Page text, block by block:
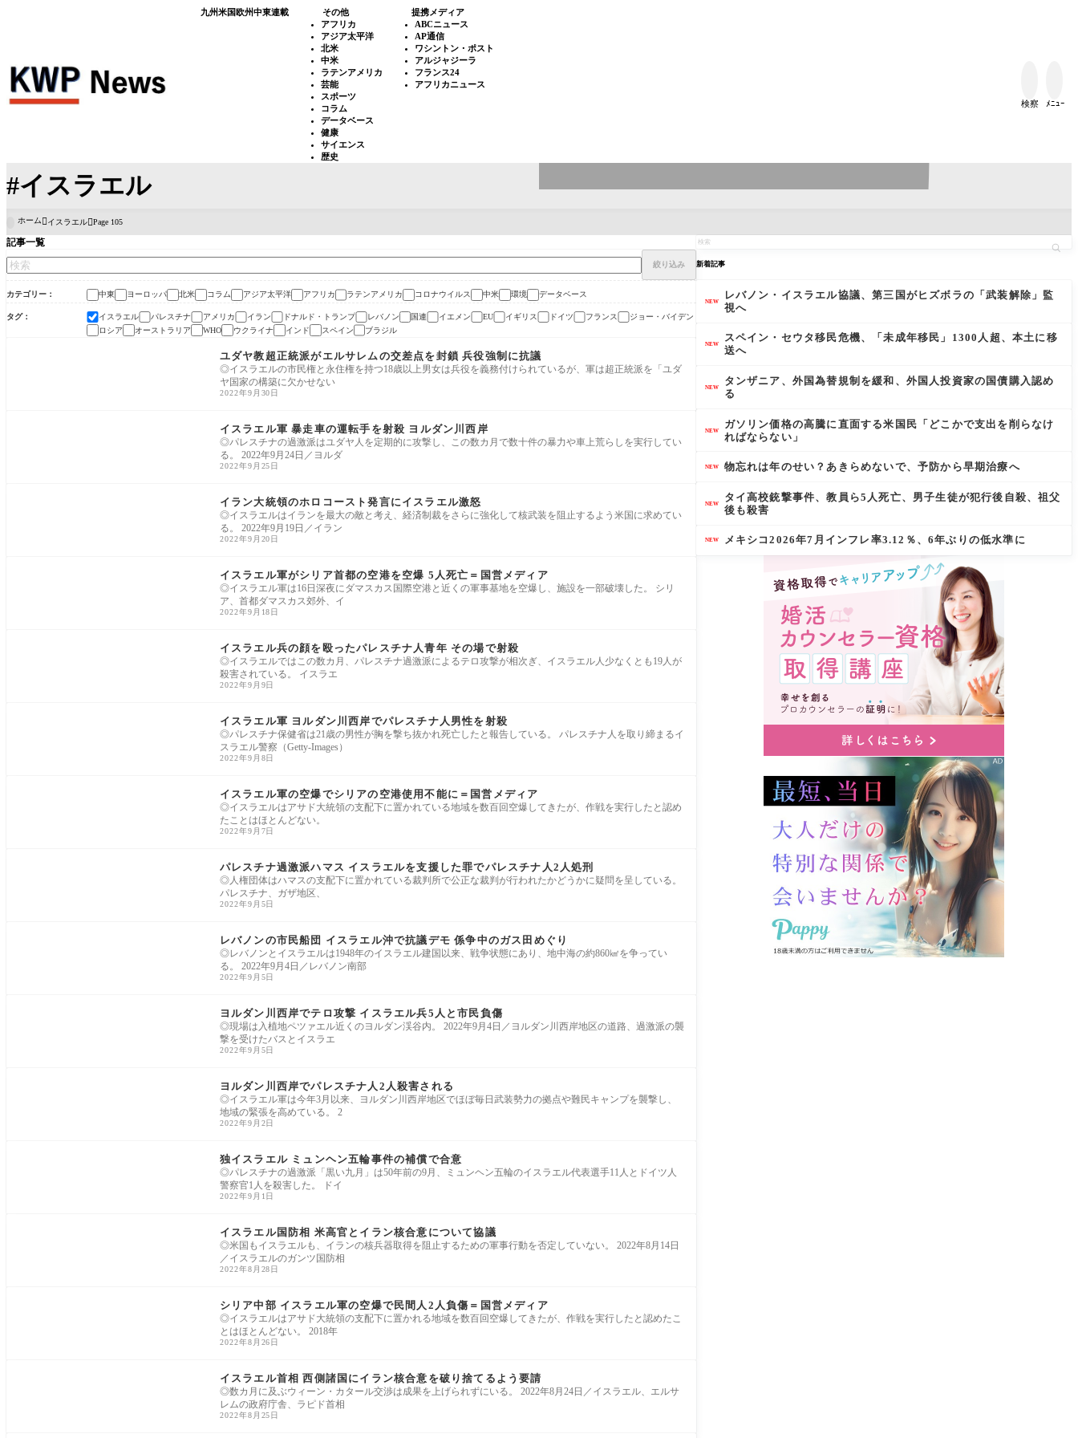
#イスラエル
九州米国欧州中東連載
その他
アフリカ
アジア太平洋
北米
中米
ラテンアメリカ
芸能
スポーツ
コラム
データベース
健康
サイエンス
歴史
提携メディア
ABCニュース
AP通信
ワシントン・ポスト
アルジャジーラ
フランス24
アフリカニュース
検察 ﾒﾆｭｰ
ホーム イスラエル Page 105
記事一覧
絞り込み
カテゴリー 中東 ヨーロッパ 北米 コラム アジア太平洋 アフリカ ラテンアメリカ コロナウイルス 中米 環境 データベース
タグ イスラエル パレスチナ アメリカ イラン ドナルド・トランプ レバノン 国連 イエメン EU イギリス ドイツ フランス
ジョー・バイデン
ロシア
オーストラリア WHO ウクライナ インド スペイン ブラジル
中東
ユダヤ教超正統派がエルサレムの交差点を封鎖 兵役強制に抗議
◎イスラエルの市民権と永住権を持つ18歳以上男女は兵役を義務付けられているが、軍は超正統派を「ユダ
ヤ国家の構築に欠かせない
2022年9月30日
イスラエル軍 暴走車の運転手を射殺 ヨルダン川西岸
◎パレスチナの過激派はユダヤ人を定期的に攻撃し、この数カ月で数十件の暴力や車上荒らしを実行してい
る。 2022年9月24日／ヨルダ
2022年9月25日
イラン大統領のホロコースト発言にイスラエル激怒
◎イスラエルはイランを最大の敵と考え、経済制裁をさらに強化して核武装を阻止するよう米国に求めてい
る。 2022年9月19日／イラン
2022年9月20日
イスラエル軍がシリア首都の空港を空爆 5人死亡＝国営メディア
◎イスラエル軍は16日深夜にダマスカス国際空港と近くの軍事基地を空爆し、施設を一部破壊した。 シリ
ア、首都ダマスカス郊外、イ
2022年9月18日
イスラエル兵の顔を殴ったパレスチナ人青年 その場で射殺
◎イスラエルではこの数カ月、パレスチナ過激派によるテロ攻撃が相次ぎ、イスラエル人少なくとも19人が
殺害されている。 イスラエ
2022年9月9日
イスラエル軍 ヨルダン川西岸でパレスチナ人男性を射殺
◎パレスチナ保健省は21歳の男性が胸を撃ち抜かれ死亡したと報告している。 パレスチナ人を取り締まるイ
スラエル警察（Getty-Images）
2022年9月8日
イスラエル軍の空爆でシリアの空港使用不能に＝国営メディア
◎イスラエルはアサド大統領の支配下に置かれている地域を数百回空爆してきたが、作戦を実行したと認め
たことはほとんどない。
2022年9月7日
パレスチナ過激派ハマス イスラエルを支援した罪でパレスチナ人2人処刑
◎人権団体はハマスの支配下に置かれている裁判所で公正な裁判が行われたかどうかに疑問を呈している。
パレスチナ、ガザ地区、
2022年9月5日
レバノンの市民船団 イスラエル沖で抗議デモ 係争中のガス田めぐり
◎レバノンとイスラエルは1948年のイスラエル建国以来、戦争状態にあり、地中海の約860㎢を争ってい
る。 2022年9月4日／レバノン南部
2022年9月5日
ヨルダン川西岸でテロ攻撃 イスラエル兵5人と市民負傷
◎現場は入植地ペツァエル近くのヨルダン渓谷内。 2022年9月4日／ヨルダン川西岸地区の道路、過激派の襲
撃を受けたバスとイスラエ
2022年9月5日
ヨルダン川西岸でパレスチナ人2人殺害される
◎イスラエル軍は今年3月以来、ヨルダン川西岸地区でほぼ毎日武装勢力の拠点や難民キャンプを襲撃し、
地域の緊張を高めている。 2
2022年9月2日
独イスラエル ミュンヘン五輪事件の補償で合意
◎パレスチナの過激派「黒い九月」は50年前の9月、ミュンヘン五輪のイスラエル代表選手11人とドイツ人
警察官1人を殺害した。 ドイ
2022年9月1日
イスラエル国防相 米高官とイラン核合意について協議
◎米国もイスラエルも、イランの核兵器取得を阻止するための軍事行動を否定していない。 2022年8月14日
／イスラエルのガンツ国防相
2022年8月28日
シリア中部 イスラエル軍の空爆で民間人2人負傷＝国営メディア
◎イスラエルはアサド大統領の支配下に置かれる地域を数百回空爆してきたが、作戦を実行したと認めたこ
とはほとんどない。 2018年
2022年8月26日
イスラエル首相 西側諸国にイラン核合意を破り捨てるよう要請
◎数カ月に及ぶウィーン・カタール交渉は成果を上げられずにいる。 2022年8月24日／イスラエル、エルサ
レムの政府庁舎、ラピド首相
2022年8月25日
新着記事
NEW
レバノン・イスラエル協議、第三国がヒズボラの「武装解除」監
視へ
NEW
スペイン・セウタ移民危機、「未成年移民」1300人超、本土に移
送へ
NEW
タンザニア、外国為替規制を緩和、外国人投資家の国債購入認め
る
NEW
ガソリン価格の高騰に直面する米国民「どこかで支出を削らなけ
ればならない」
NEW 物忘れは年のせい？あきらめないで、予防から早期治療へ
NEW
タイ高校銃撃事件、教員ら5人死亡、男子生徒が犯行後自殺、祖父
後も殺害
NEW メキシコ2026年7月インフレ率3.12％、6年ぶりの低水準に